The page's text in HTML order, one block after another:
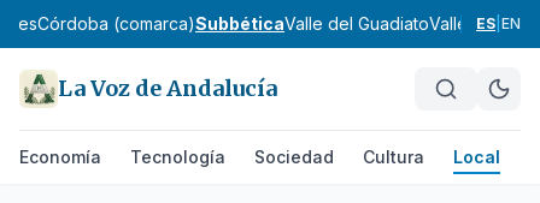
Córdoba (comarca)SubbéticaValle del GuadiatoValle Medio
ES EN
La Voz de Andalucía
Economía Tecnología Sociedad Cultura Local